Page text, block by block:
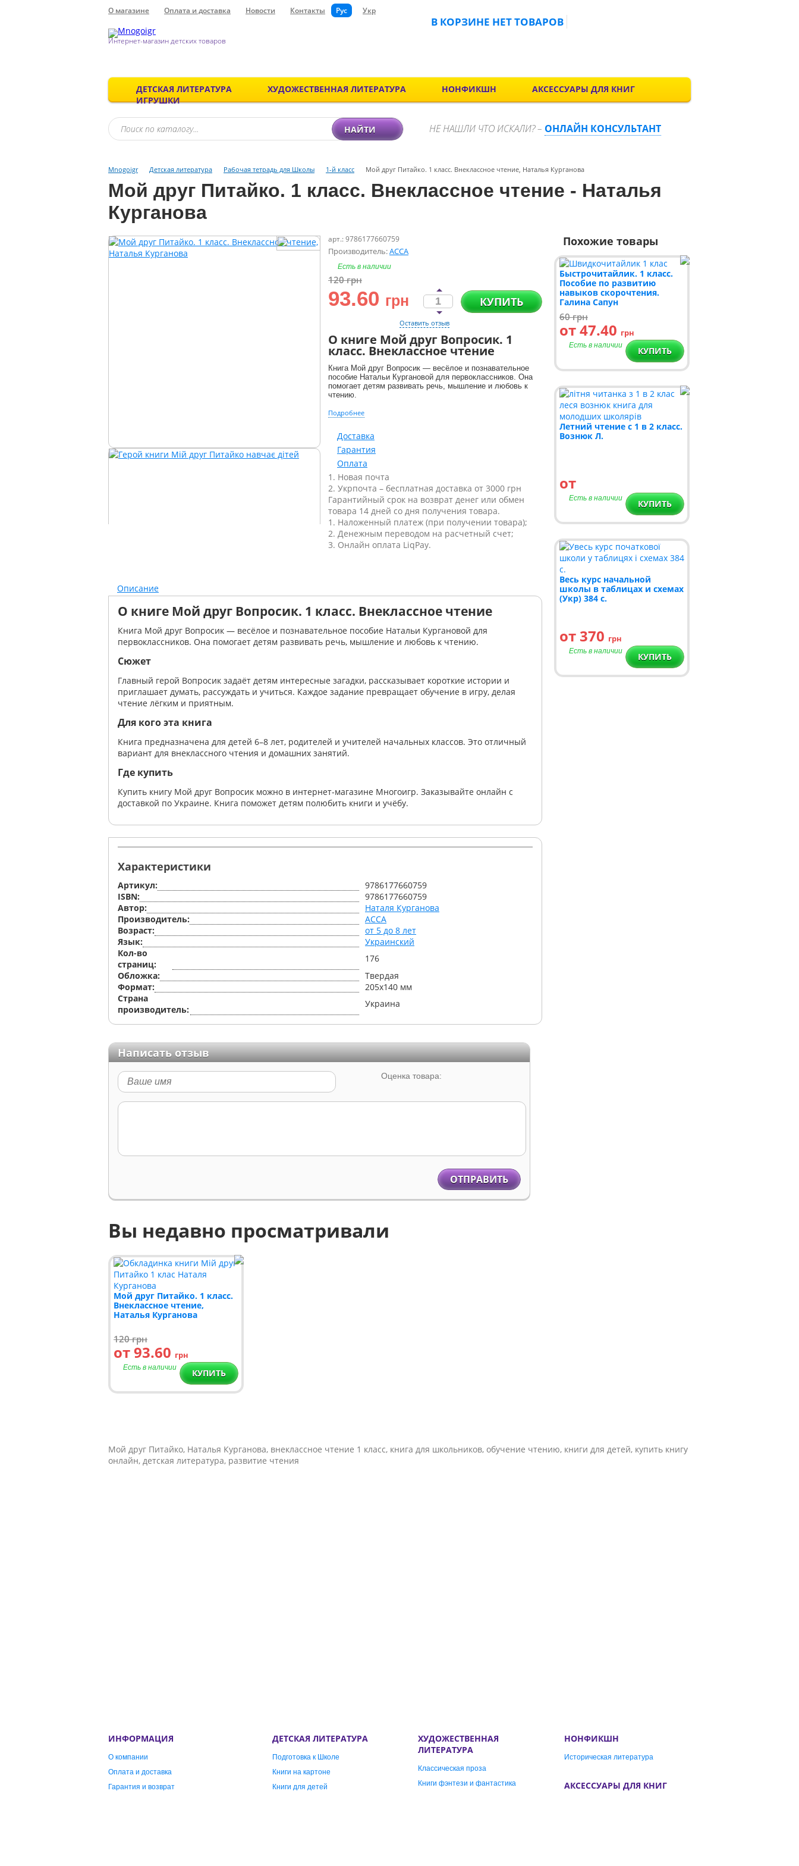
О магазине Оплата и доставка Новости Контакты Рус Укр
Интернет-магазин детских товаров
В КОРЗИНЕ НЕТ ТОВАРОВ
ДЕТСКАЯ ЛИТЕРАТУРА ХУДОЖЕСТВЕННАЯ ЛИТЕРАТУРА НОНФИКШН
АКСЕССУАРЫ ДЛЯ КНИГ
ИГРУШКИ
НАЙТИ НЕ НАШЛИ ЧТО ИСКАЛИ? – ОНЛАЙН КОНСУЛЬТАНТ
Mnogoigr Детская литература Рабочая тетрадь для Школы 1-й класс Мой друг Питайко. 1 класс. Внеклассное чтение, Наталья Курганова
Мой друг Питайко. 1 класс. Внеклассное чтение - Наталья
Курганова
Похожие товары
Быстрочитайлик. 1 класс.
Пособие по развитию
навыков скорочтения.
Галина Сапун
60грн
от 47.40 грн
Есть в наличии КУПИТЬ
Летний чтение с 1 в 2 класс.
Вознюк Л.
от
Есть в наличии КУПИТЬ
Весь курс начальной
школы в таблицах и схемах
(Укр) 384 с.
от 370 грн
Есть в наличии КУПИТЬ
арт.: 9786177660759
Производитель:АССА
Есть в наличии
120грн
93.60 грн КУПИТЬ
Оставить отзыв
О книге Мой друг Вопросик. 1
класс. Внеклассное чтение
Книга Мой друг Вопросик — весёлое и познавательное
пособие Натальи Кургановой для первоклассников. Она
помогает детям развивать речь, мышление и любовь к
чтению.
Подробнее
Доставка
Гарантия
Оплата
1. Новая почта
2. Укрпочта – бесплатная доставка от 3000 грн
Гарантийный срок на возврат денег или обмен
товара 14 дней со дня получения товара.
1. Наложенный платеж (при получении товара);
2. Денежным переводом на расчетный счет;
3. Онлайн оплата LiqPay.
Описание
О книге Мой друг Вопросик. 1 класс. Внеклассное чтение
Книга Мой друг Вопросик — весёлое и познавательное пособие Натальи Кургановой для
первоклассников. Она помогает детям развивать речь, мышление и любовь к чтению.
Сюжет
Главный герой Вопросик задаёт детям интересные загадки, рассказывает короткие истории и
приглашает думать, рассуждать и учиться. Каждое задание превращает обучение в игру, делая
чтение лёгким и приятным.
Для кого эта книга
Книга предназначена для детей 6–8 лет, родителей и учителей начальных классов. Это отличный
вариант для внеклассного чтения и домашних занятий.
Где купить
Купить книгу Мой друг Вопросик можно в интернет-магазине Многоигр. Заказывайте онлайн с
доставкой по Украине. Книга поможет детям полюбить книги и учёбу.
Характеристики
Артикул:
9786177660759
ISBN:
9786177660759
Автор:
Наталя Курганова
Производитель:
АССА
Возраст:
от 5 до 8 лет
Язык:
Украинский
Кол-во
страниц:
176
Обложка:
Твердая
Формат:
205х140 мм
Страна
производитель:
Украина
Написать отзыв
Оценка товара:
ОТПРАВИТЬ
Вы недавно просматривали
Мой друг Питайко. 1 класс.
Внеклассное чтение,
Наталья Курганова
120грн
от 93.60 грн
Есть в наличии КУПИТЬ
Мой друг Питайко, Наталья Курганова, внеклассное чтение 1 класс, книга для школьников, обучение чтению, книги для детей, купить книгу
онлайн, детская литература, развитие чтения
ИНФОРМАЦИЯ
О компании
Оплата и доставка
Гарантия и возврат
ДЕТСКАЯ ЛИТЕРАТУРА
Подготовка к Школе
Книги на картоне
Книги для детей
ХУДОЖЕСТВЕННАЯ
ЛИТЕРАТУРА
Классическая проза
Книги фэнтези и фантастика
НОНФИКШН
Историческая литература
АКСЕССУАРЫ ДЛЯ КНИГ